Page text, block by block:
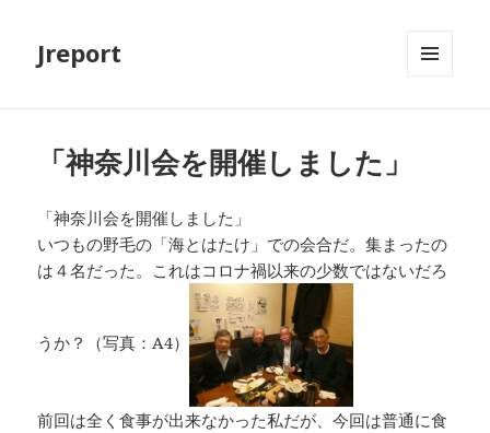
Jreport
「神奈川会を開催しました」
「神奈川会を開催しました」
いつもの野毛の「海とはたけ」での会合だ。集まったの
は４名だった。これはコロナ禍以来の少数ではないだろ
うか？（写真：A4）
前回は全く食事が出来なかった私だが、今回は普通に食